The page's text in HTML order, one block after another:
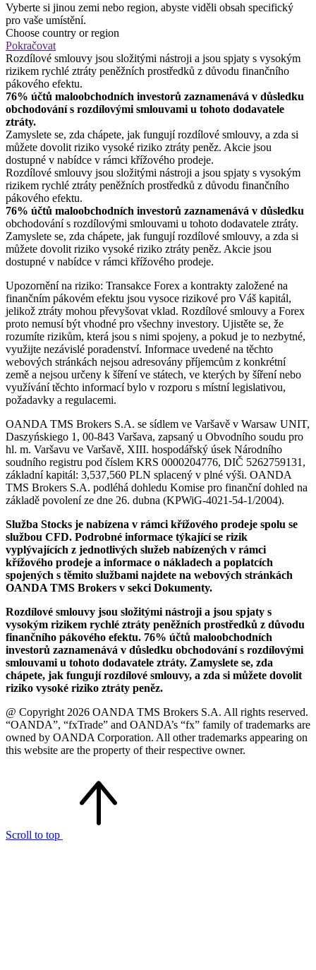
Vyberte si jinou zemi nebo region, abyste viděli obsah specifický
pro vaše umístění.
Choose country or region
Pokračovat
Rozdílové smlouvy jsou složitými nástroji a jsou spjaty s vysokým
rizikem rychlé ztráty peněžních prostředků z důvodu finančního
pákového efektu.
76% účtů maloobchodních investorů zaznamenává v důsledku
obchodování s rozdílovými smlouvami u tohoto dodavatele
ztráty.
Zamyslete se, zda chápete, jak fungují rozdílové smlouvy, a zda si
můžete dovolit riziko vysoké riziko ztráty peněz. Akcie jsou
dostupné v nabídce v rámci křížového prodeje.
Rozdílové smlouvy jsou složitými nástroji a jsou spjaty s vysokým
rizikem rychlé ztráty peněžních prostředků z důvodu finančního
pákového efektu.
76% účtů maloobchodních investorů zaznamenává v důsledku
obchodování s rozdílovými smlouvami u tohoto dodavatele ztráty.
Zamyslete se, zda chápete, jak fungují rozdílové smlouvy, a zda si
můžete dovolit riziko vysoké riziko ztráty peněz. Akcie jsou
dostupné v nabídce v rámci křížového prodeje.
Upozornění na riziko: Transakce Forex a kontrakty založené na
finančním pákovém efektu jsou vysoce rizikové pro Váš kapitál,
jelikož ztráty mohou převyšovat vklad. Rozdílové smlouvy a Forex
proto nemusí být vhodné pro všechny investory. Ujistěte se, že
rozumíte rizikům, která jsou s nimi spojeny, a pokud je to nezbytné,
využijte nezávislé poradenství. Informace uvedené na těchto
webových stránkách nejsou adresovány příjemcům z konkrétní
země a nejsou určeny k šíření ve státech, ve kterých by šíření nebo
využívání těchto informací bylo v rozporu s místní legislativou,
požadavky a regulacemi.
OANDA TMS Brokers S.A. se sídlem ve Varšavě v Warsaw UNIT,
Daszyńskiego 1, 00-843 Varšava, zapsaný u Obvodního soudu pro
hl. m. Varšavu ve Varšavě, XIII. hospodářský úsek Národního
soudního registru pod číslem KRS 0000204776, DIČ 5262759131,
základní kapitál: 3,537,560 PLN splacený v plné výši. OANDA
TMS Brokers S.A. podléhá dohledu Komise pro finanční dohled na
základě povolení ze dne 26. dubna (KPWiG-4021-54-1/2004).
Služba Stocks je nabízena v rámci křížového prodeje spolu se
službou CFD. Podrobné informace týkající se rizik
vyplývajících z jednotlivých služeb nabízených v rámci
křížového prodeje a informace o nákladech a poplatcích
spojených s těmito službami najdete na webových stránkách
OANDA TMS Brokers v sekci Dokumenty.
Rozdílové smlouvy jsou složitými nástroji a jsou spjaty s
vysokým rizikem rychlé ztráty peněžních prostředků z důvodu
finančního pákového efektu. 76% účtů maloobchodních
investorů zaznamenává v důsledku obchodování s rozdílovými
smlouvami u tohoto dodavatele ztráty. Zamyslete se, zda
chápete, jak fungují rozdílové smlouvy, a zda si můžete dovolit
riziko vysoké riziko ztráty peněz.
@ Copyright 2026 OANDA TMS Brokers S.A. All rights reserved.
“OANDA”, “fxTrade” and OANDA’s “fx” family of trademarks are
owned by OANDA Corporation. All other trademarks appearing on
this website are the property of their respective owner.
Scroll to top